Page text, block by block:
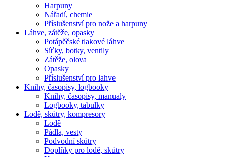
Harpuny
Nářadí, chemie
Příslušenství pro nože a harpuny
Láhve, zátěže, opasky
Potápěčské tlakové láhve
Síťky, botky, ventily
Zátěže, olova
Opasky
Příslušenství pro lahve
Knihy, časopisy, logbooky
Knihy, časopisy, manualy
Logbooky, tabulky
Lodě, skútry, kompresory
Lodě
Pádla, vesty
Podvodní skútry
Doplňky pro lodě, skútry